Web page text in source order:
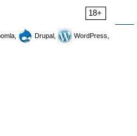
18+
Drupal,
WordPress,